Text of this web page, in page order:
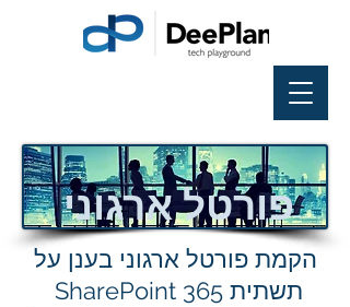
פורטל ארגוני
הקמת פורטל ארגוני בענן על
תשתית SharePoint 365